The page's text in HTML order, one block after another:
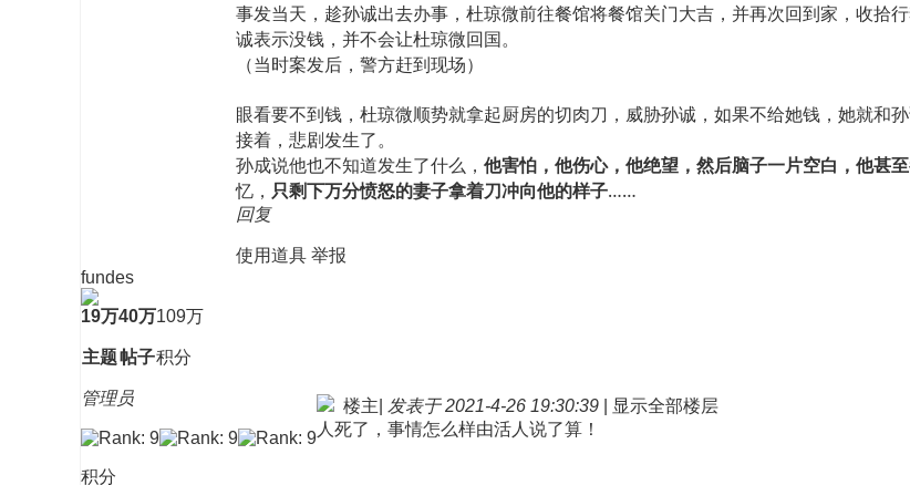
事发当天，趁孙诚出去办事，杜琼微前往餐馆将餐馆关门大吉，并再次回到家，收拾
诚表示没钱，并不会让杜琼微回国。
（当时案发后，警方赶到现场）
眼看要不到钱，杜琼微顺势就拿起厨房的切肉刀，威胁孙诚，如果不给她钱，她就和孙
接着，悲剧发生了。
孙成说他也不知道发生了什么， 他害怕，他伤心，他绝望，然后脑子一片空白，他甚
忆， 只剩下万分愤怒的妻子拿着刀冲向他的样子……
回复
使用道具 举报
fundes
19万
主题
40万
帖子
109万
积分
管理员
积分
楼主 发表于 2021-4-26 19:30:39
显示全部楼层
人死了，事情怎么样由活人说了算！